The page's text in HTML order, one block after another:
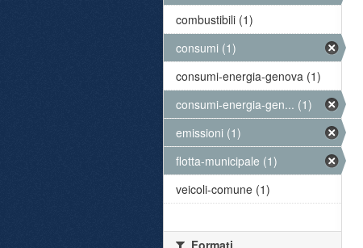
combustibili (1)
consumi (1)
consumi-energia-genova (1)
consumi-energia-gen... (1)
emissioni (1)
flotta-municipale (1)
veicoli-comune (1)
Formati